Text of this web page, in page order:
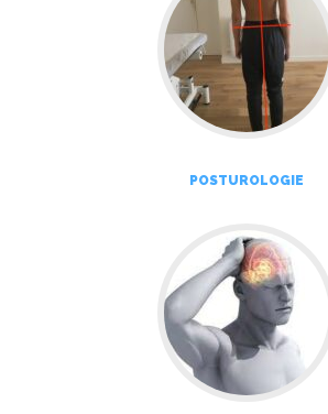
POSTUROLOGIE